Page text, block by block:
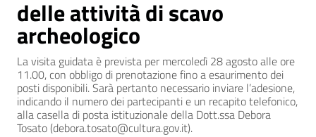
delle attività di scavo
archeologico
La visita guidata è prevista per mercoledì 28 agosto alle ore
11.00, con obbligo di prenotazione fino a esaurimento dei
posti disponibili. Sarà pertanto necessario inviare l’adesione,
indicando il numero dei partecipanti e un recapito telefonico,
alla casella di posta istituzionale della Dott.ssa Debora
Tosato (debora.tosato@cultura.gov.it).